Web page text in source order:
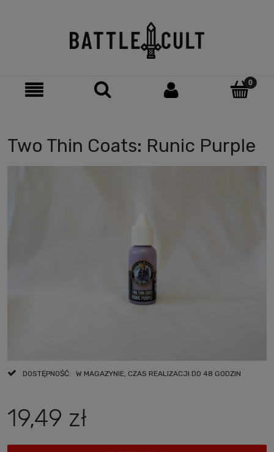
Two Thin Coats: Runic Purple
DOSTĘPNOŚĆ: W MAGAZYNIE, CZAS REALIZACJI DO 48 GODZIN
19,49 zł